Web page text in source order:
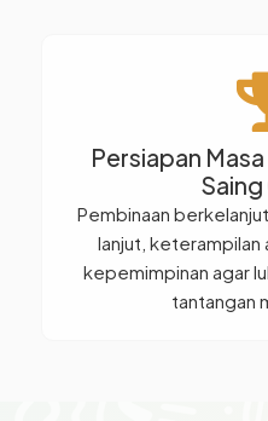
Persiapan
Pembinaan
lanjut, keterampilan
kepemimpinan agar
tantangan